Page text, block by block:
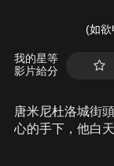
(如欲
我的星等
影片給分
唐米尼杜洛城街
心的手下，他白